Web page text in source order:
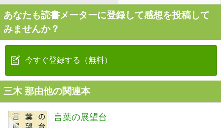
あなたも読書メーターに登録して感想を投稿して
みませんか？
今すぐ登録する（無料）
三木 那由他の関連本
言葉の展望台